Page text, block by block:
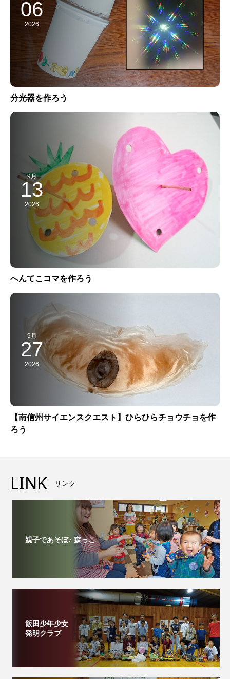
06
2026
分光器を作ろう
9月
13
2026
へんてこコマを作ろう
9月
27
2026
【南信州サイエンスクエスト】ひらひらチョウチョを作
ろう
LINK リンク
親子であそぼ♪ 森っこ
飯田少年少女
発明クラブ